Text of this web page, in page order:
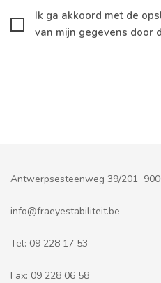
Ik ga akkoord met de
van mijn gegevens door
Antwerpsesteenweg 39/201
info@fraeyestabiliteit.be
Tel: 09 228 17 53
Fax: 09 228 06 58